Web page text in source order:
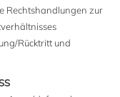
Rechtshandlungen zur
Rücktritt und